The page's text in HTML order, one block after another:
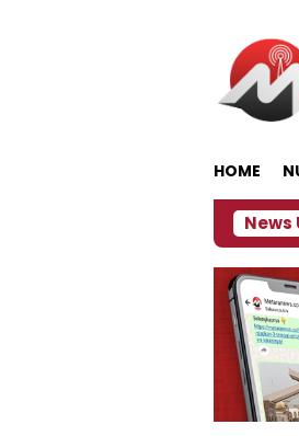
HOME
News
Dampak El Nino,